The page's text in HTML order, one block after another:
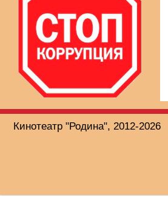
Кинотеатр "Родина", 2012-2026